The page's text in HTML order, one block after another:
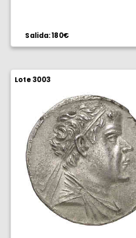
Salida: 180€
Lote 3003